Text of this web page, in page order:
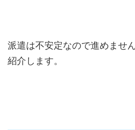
派遣は不安定なので進めませ
紹介します。